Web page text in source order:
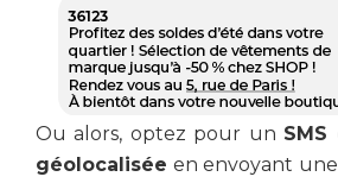
Ou alors, optez pour un
géolocalisée en envoyant